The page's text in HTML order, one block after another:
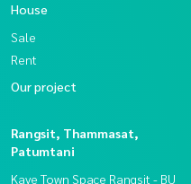
House
Sale
Rent
Our project
Rangsit, Thammasat,
Patumtani
Kave Town Space Rangsit - BU